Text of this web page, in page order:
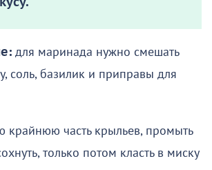
для маринада нужно смешать
соль, базилик и приправы для
крайнюю часть крыльев, промыть
только потом класть в миску